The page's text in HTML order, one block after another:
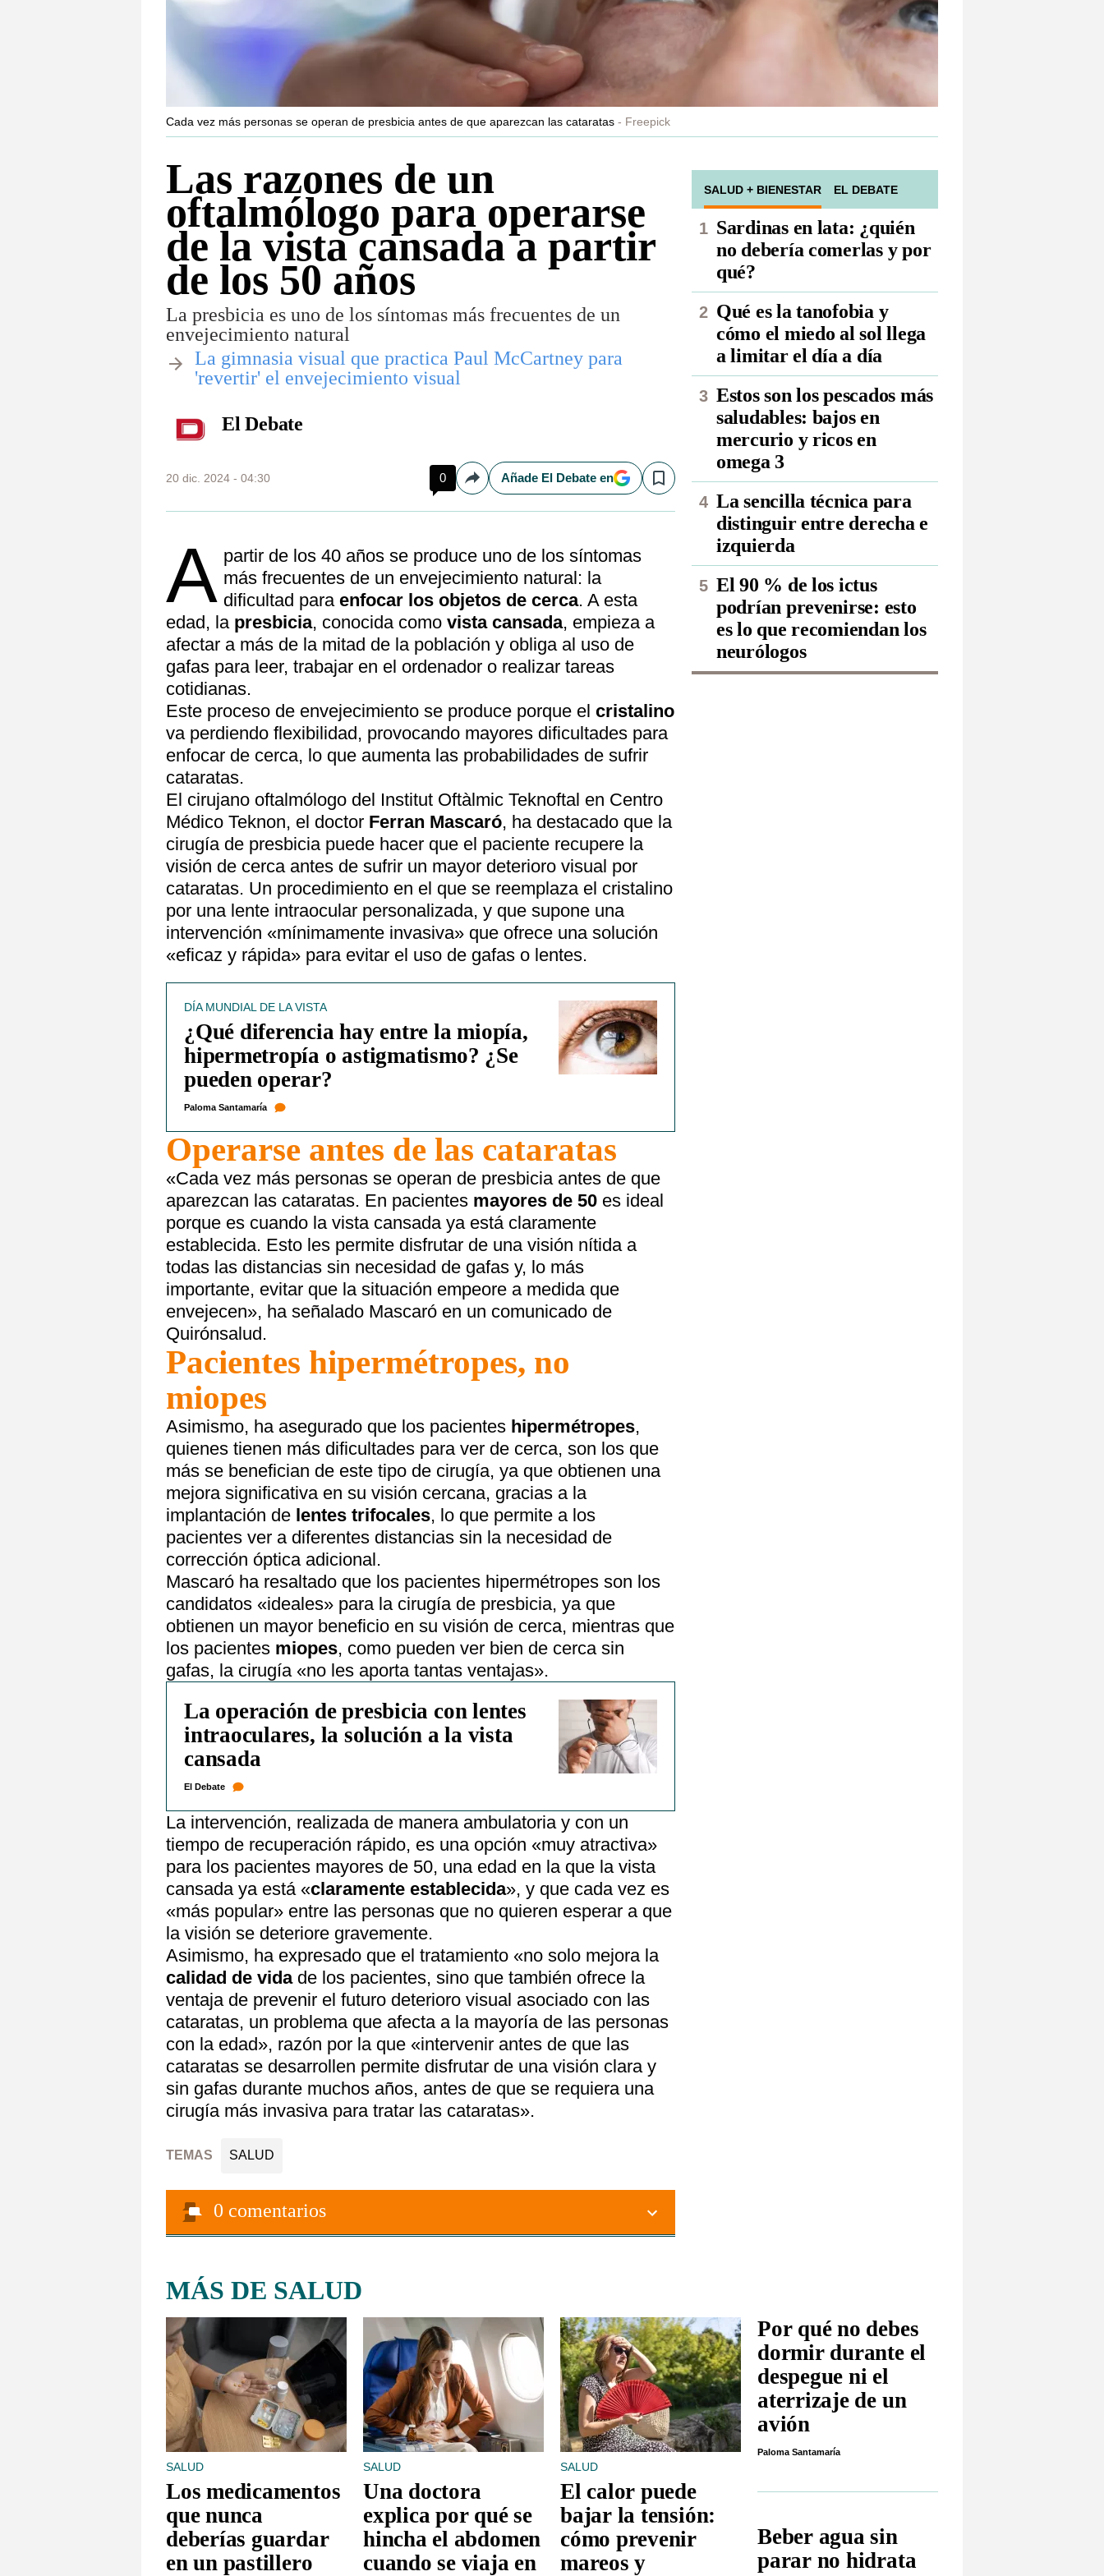
Cada vez más personas se operan de presbicia antes de que aparezcan las cataratas Freepick
Las razones de un
oftalmólogo para operarse
de la vista cansada a partir
de los 50 años
La presbicia es uno de los síntomas más frecuentes de un
envejecimiento natural
​​La gimnasia visual que practica Paul McCartney para
'revertir' el envejecimiento visual
El Debate
20 dic. 2024 - 04:30 0 CompartirAñade El Debate en Save
A partir de los 40 años se produce uno de los síntomas
más frecuentes de un envejecimiento natural: la
dificultad paraenfocar los objetos de cerca. A esta
edad, la presbicia, conocida como vista cansada, empieza a
afectar a más de la mitad de la población y obliga al uso de
gafas para leer, trabajar en el ordenador o realizar tareas
cotidianas.
Este proceso de envejecimiento se produce porque el cristalino
va perdiendo flexibilidad, provocando mayores dificultades para
enfocar de cerca, lo que aumenta las probabilidades de sufrir
cataratas.
El cirujano oftalmólogo del Institut Oftàlmic Teknoftal en Centro
Médico Teknon, el doctor Ferran Mascaró, ha destacado que la
cirugía de presbicia puede hacer que el paciente recupere la
visión de cerca antes de sufrir un mayor deterioro visual por
cataratas. Un procedimiento en el que se reemplaza el cristalino
por una lente intraocular personalizada, y que supone una
intervención «mínimamente invasiva» que ofrece una solución
«eficaz y rápida» para evitar el uso de gafas o lentes.
DÍA MUNDIAL DE LA VISTA
¿Qué diferencia hay entre la miopía,
hipermetropía o astigmatismo? ¿Se
pueden operar?
Paloma Santamaría
Operarse antes de las cataratas
«Cada vez más personas se operan de presbicia antes de que
aparezcan las cataratas. En pacientes mayores de 50 es ideal
porque es cuando la vista cansada ya está claramente
establecida. Esto les permite disfrutar de una visión nítida a
todas las distancias sin necesidad de gafas y, lo más
importante, evitar que la situación empeore a medida que
envejecen», ha señalado Mascaró en un comunicado de
Quirónsalud.
Pacientes hipermétropes, no
miopes
Asimismo, ha asegurado que los pacientes hipermétropes,
quienes tienen más dificultades para ver de cerca, son los que
más se benefician de este tipo de cirugía, ya que obtienen una
mejora significativa en su visión cercana, gracias a la
implantación de lentes trifocales, lo que permite a los
pacientes ver a diferentes distancias sin la necesidad de
corrección óptica adicional.
Mascaró ha resaltado que los pacientes hipermétropes son los
candidatos «ideales» para la cirugía de presbicia, ya que
obtienen un mayor beneficio en su visión de cerca, mientras que
los pacientes miopes, como pueden ver bien de cerca sin
gafas, la cirugía «no les aporta tantas ventajas».
La operación de presbicia con lentes
intraoculares, la solución a la vista
cansada
El Debate
La intervención, realizada de manera ambulatoria y con un
tiempo de recuperación rápido, es una opción «muy atractiva»
para los pacientes mayores de 50, una edad en la que la vista
cansada ya está «claramente establecida», y que cada vez es
«más popular» entre las personas que no quieren esperar a que
la visión se deteriore gravemente.
Asimismo, ha expresado que el tratamiento «no solo mejora la
calidad de vida de los pacientes, sino que también ofrece la
ventaja de prevenir el futuro deterioro visual asociado con las
cataratas, un problema que afecta a la mayoría de las personas
con la edad», razón por la que «intervenir antes de que las
cataratas se desarrollen permite disfrutar de una visión clara y
sin gafas durante muchos años, antes de que se requiera una
cirugía más invasiva para tratar las cataratas».
TEMAS SALUD
0 comentarios
SALUD + BIENESTAR EL DEBATE
Sardinas en lata: ¿quién
no debería comerlas y por
qué?
Qué es la tanofobia y
cómo el miedo al sol llega
a limitar el día a día
Estos son los pescados más
saludables: bajos en
mercurio y ricos en
omega 3
La sencilla técnica para
distinguir entre derecha e
izquierda
El 90 % de los ictus
podrían prevenirse: esto
es lo que recomiendan los
neurólogos
MÁS DE SALUD
SALUD
Los medicamentos
que nunca
deberías guardar
en un pastillero
SALUD
Una doctora
explica por qué se
hincha el abdomen
cuando se viaja en
SALUD
El calor puede
bajar la tensión:
cómo prevenir
mareos y
Por qué no debes
dormir durante el
despegue ni el
aterrizaje de un
avión
Paloma Santamaría
Beber agua sin
parar no hidrata